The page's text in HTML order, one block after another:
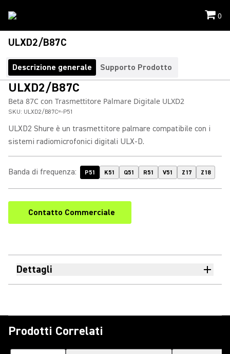
0
ULXD2/B87C
Descrizione generale Supporto Prodotto
ULXD2/B87C
Beta 87C con Trasmettitore Palmare Digitale ULXD2
SKU: ULXD2/B87C=-P51
ULXD2 Shure è un trasmettitore palmare compatibile con i
sistemi radiomicrofonici digitali ULX-D.
Banda di frequenza: P51 K51 Q51 R51 V51 Z17 Z18
Contatto Commerciale
Dettagli
Prodotti Correlati